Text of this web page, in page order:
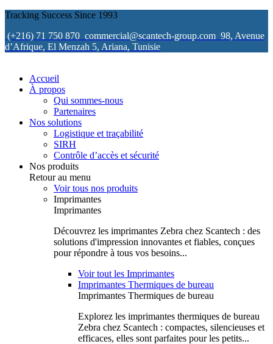
Tracking Success Since 1993
(+216) 71 750 870 commercial@scantech-group.com 98, Avenue
d’Afrique, El Menzah 5, Ariana, Tunisie
Accueil
À propos
Qui sommes-nous
Partenaires
Nos solutions
Logistique et traçabilité
SIRH
Contrôle d’accès et sécurité
Nos produits
Retour au menu
Voir tous nos produits
Imprimantes
Imprimantes
Découvrez les imprimantes Zebra chez Scantech : des
solutions d'impression innovantes et fiables, conçues
pour répondre à tous vos besoins...
Voir tout les Imprimantes
Imprimantes Thermiques de bureau
Imprimantes Thermiques de bureau
Explorez les imprimantes thermiques de bureau
Zebra chez Scantech : compactes, silencieuses et
efficaces, elles sont parfaites pour les petits...